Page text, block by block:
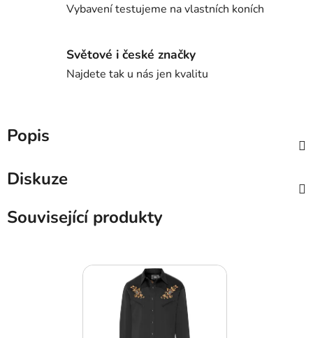
Vybavení testujeme na vlastních koních
Světové i české značky
Najdete tak u nás jen kvalitu
Popis
Diskuze
Související produkty